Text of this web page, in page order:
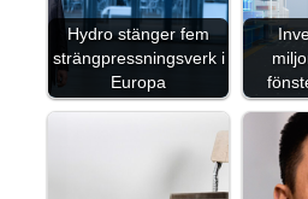
Hydro stänger fem
strängpressningsverk i
Europa